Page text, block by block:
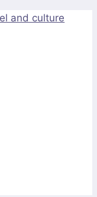
and culture